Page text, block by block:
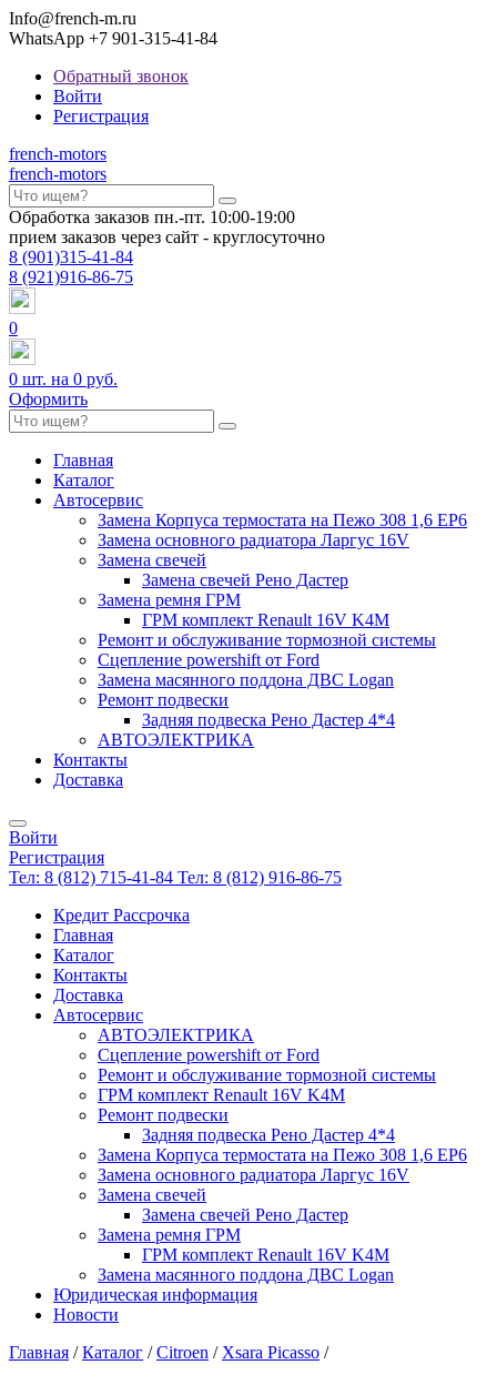
Info@french-m.ru
WhatsApp +7 901-315-41-84
Обратный звонок
Войти
Регистрация
french-motors
french-motors
Обработка заказов пн.-пт. 10:00-19:00
прием заказов через сайт - круглосуточно
8 (901)315-41-84
8 (921)916-86-75
0
0 шт. на 0 руб.
Оформить
Главная
Каталог
Автосервис
Замена Корпуса термостата на Пежо 308 1,6 EP6
Замена основного радиатора Ларгус 16V
Замена свечей
Замена свечей Рено Дастер
Замена ремня ГРМ
ГРМ комплект Renault 16V K4M
Ремонт и обслуживание тормозной системы
Сцепление powershift от Ford
Замена масянного поддона ДВС Logan
Ремонт подвески
Задняя подвеска Рено Дастер 4*4
АВТОЭЛЕКТРИКА
Контакты
Доставка
Войти
Регистрация
Тел: 8 (812) 715-41-84 Тел: 8 (812) 916-86-75
Кредит Рассрочка
Главная
Каталог
Контакты
Доставка
Автосервис
АВТОЭЛЕКТРИКА
Сцепление powershift от Ford
Ремонт и обслуживание тормозной системы
ГРМ комплект Renault 16V K4M
Ремонт подвески
Задняя подвеска Рено Дастер 4*4
Замена Корпуса термостата на Пежо 308 1,6 EP6
Замена основного радиатора Ларгус 16V
Замена свечей
Замена свечей Рено Дастер
Замена ремня ГРМ
ГРМ комплект Renault 16V K4M
Замена масянного поддона ДВС Logan
Юридическая информация
Новости
Главная / Каталог / Citroen / Xsara Picasso /